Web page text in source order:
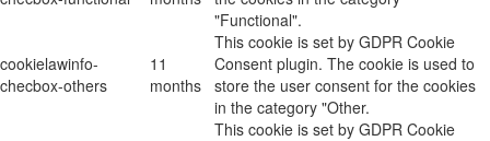
"Functional".
cookielawinfo-
checbox-others
11
months
This cookie is set by GDPR Cookie
Consent plugin. The cookie is used to
store the user consent for the cookies
in the category "Other.
This cookie is set by GDPR Cookie